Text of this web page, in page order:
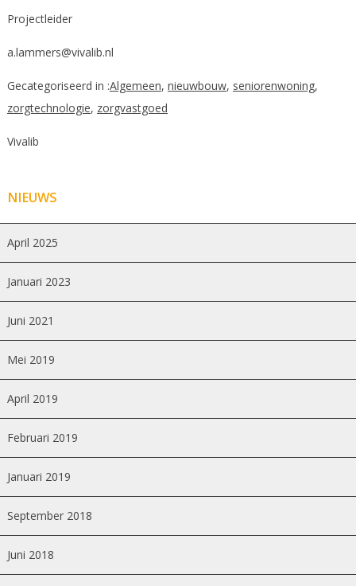
Projectleider
a.lammers@vivalib.nl
Gecategoriseerd in :Algemeen, nieuwbouw, seniorenwoning,
zorgtechnologie, zorgvastgoed
Vivalib
NIEUWS
April 2025
Januari 2023
Juni 2021
Mei 2019
April 2019
Februari 2019
Januari 2019
September 2018
Juni 2018